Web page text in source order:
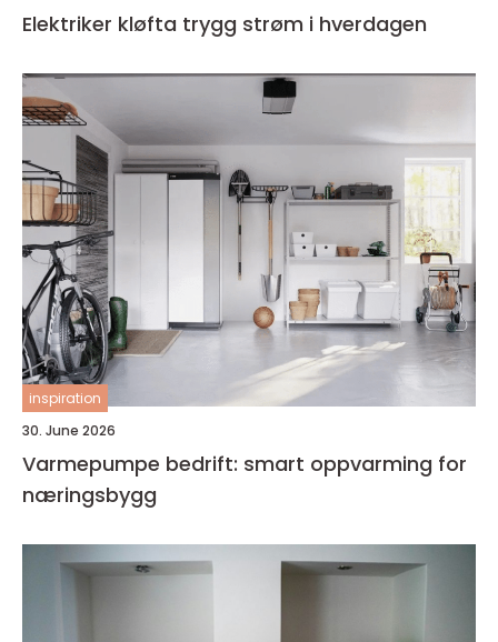
Elektriker kløfta trygg strøm i hverdagen
inspiration
30. June 2026
Varmepumpe bedrift: smart oppvarming for
næringsbygg